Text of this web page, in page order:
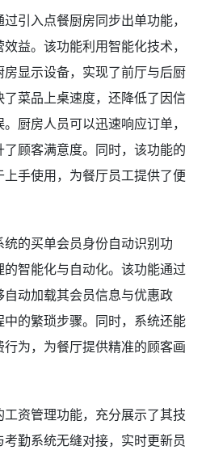
引入点餐厨房同步出单功能，
益。该功能利用智能化技术，
显示设备，实现了前厅与后厨
菜品上桌速度，还降低了因信
厨房人员可以迅速响应订单，
顾客满意度。同时，该功能的
手使用，为餐厅员工提供了便
的买单会员身份自动识别功
智能化与自动化。该功能通过
动加载其会员信息与优惠政
的繁琐步骤。同时，系统还能
为，为餐厅提供精准的顾客画
资管理功能，充分展示了其技
勤系统无缝对接，实时更新员